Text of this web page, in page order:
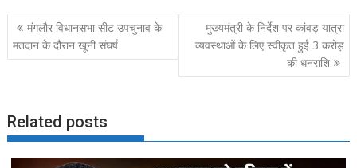
b
o
o
d
o
n
l e
Post
navigation
मंगलौर विधानसभा सीट उपचुनाव के
मतदान के दौरान खूनी संघर्ष
मुख्यमंत्री के निर्देश पर कांवड़ यात्रा
व्यवस्थाओं के लिए स्वीकृत हुई 3 करोड़
की धनराशि
Related posts